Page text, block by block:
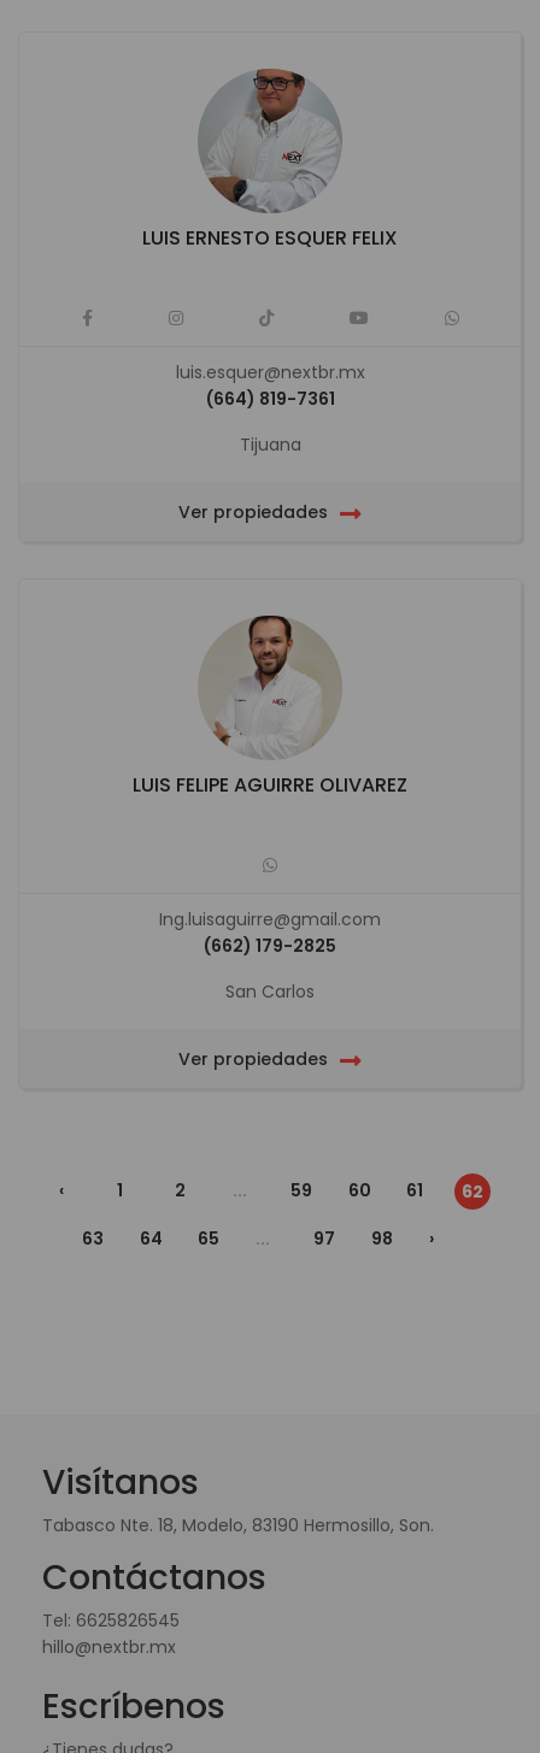
LUIS ERNESTO ESQUER FELIX
luis.esquer@nextbr.mx
(664) 819-7361
Tijuana
Ver propiedades
LUIS FELIPE AGUIRRE OLIVAREZ
Ing.luisaguirre@gmail.com
(662) 179-2825
San Carlos
Ver propiedades
‹ 1 2 ... 59 60 61
62
63
64 65 ... 97 98 ›
Visítanos
Tabasco Nte. 18, Modelo, 83190 Hermosillo, Son.
Contáctanos
Tel: 6625826545
hillo@nextbr.mx
Escríbenos